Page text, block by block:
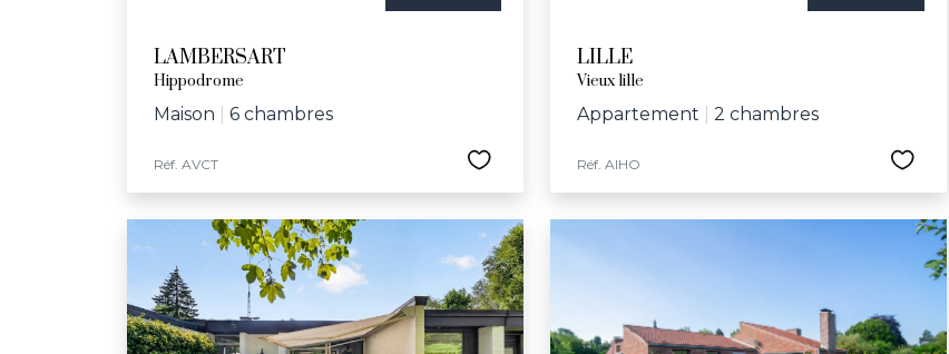
LAMBERSART
Hippodrome
Maison 6 chambres
Réf. AVCT
LILLE
Vieux lille
Appartement 2 chambres
Réf. AIHO